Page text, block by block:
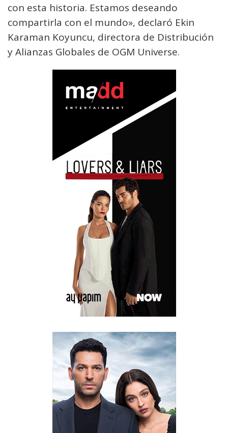
con esta historia. Estamos deseando
compartirla con el mundo», declaró Ekin
Karaman Koyuncu, directora de Distribución
y Alianzas Globales de OGM Universe.